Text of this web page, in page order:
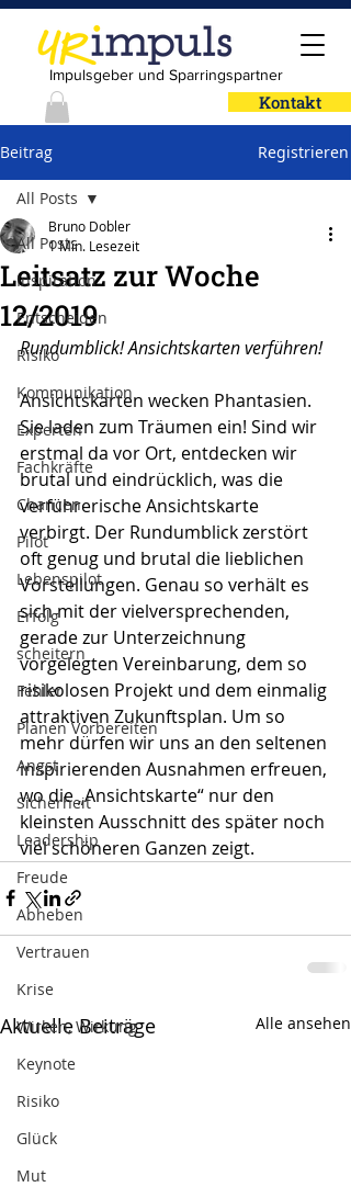
Impulsgeber und Sparringspartner
Kontakt
Beitrag Registrieren
All Posts
Inspiration
Entscheiden
Risiko
Kommunikation
Experten
Fachkräfte
Chancen
Pilot
Lebenspilot
Erfolg
scheitern
Fehler
Planen Vorbereiten
Angst
Sicherheit
Leadership
Freude
Abheben
Vertrauen
Krise
Wirken, Wirkung
Keynote
Risiko
Glück
Mut
All Posts
Leitsatz zur Woche
12/2019
Bruno Dobler
1 Min. Lesezeit
Rundumblick! Ansichtskarten verführen!
Ansichtskarten wecken Phantasien.
Sie laden zum Träumen ein! Sind wir
erstmal da vor Ort, entdecken wir
brutal und eindrücklich, was die
verführerische Ansichtskarte
verbirgt. Der Rundumblick zerstört
oft genug und brutal die lieblichen
Vorstellungen. Genau so verhält es
sich mit der vielversprechenden,
gerade zur Unterzeichnung
vorgelegten Vereinbarung, dem so
risikolosen Projekt und dem einmalig
attraktiven Zukunftsplan. Um so
mehr dürfen wir uns an den seltenen
inspirierenden Ausnahmen erfreuen,
wo die „Ansichtskarte“ nur den
kleinsten Ausschnitt des später noch
viel schöneren Ganzen zeigt.
Aktuelle Beiträge Alle ansehen